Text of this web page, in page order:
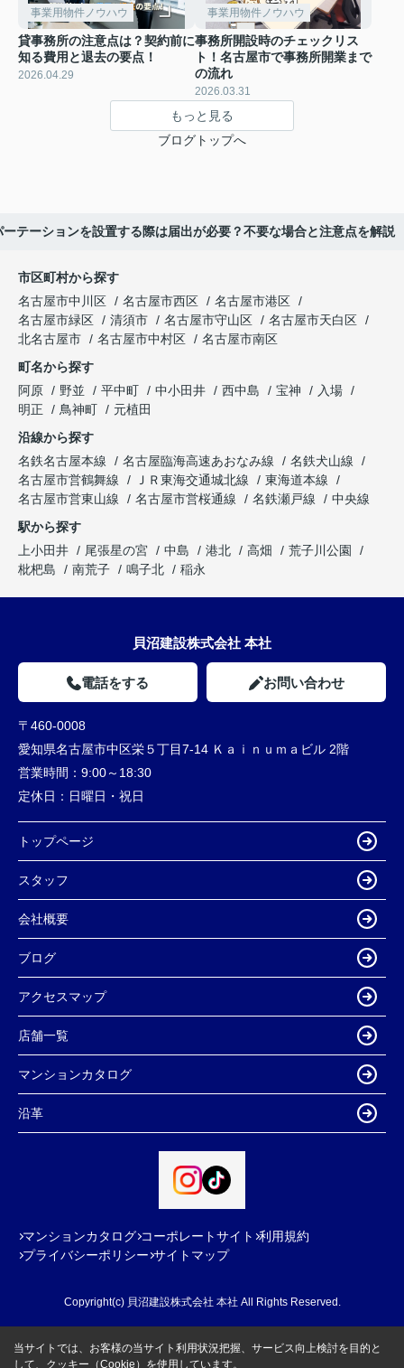
事業用物件ノウハウ
貸事務所の注意点は？契約前に
知る費用と退去の要点！
2026.04.29
事業用物件ノウハウ
事務所開設時のチェックリス
ト！名古屋市で事務所開業まで
の流れ
2026.03.31
もっと見る
ブログトップへ
テーションを設置する際は届出が必要？不要な場合と注意点を解説
市区町村から探す
名古屋市中川区
名古屋市西区
名古屋市港区
名古屋市緑区
清須市 名古屋市守山区
名古屋市天白区
北名古屋市
名古屋市中村区
名古屋市南区
町名から探す
阿原
野並 平中町 中小田井 西中島 宝神
入場
明正
鳥神町
元植田
沿線から探す
名鉄名古屋本線
名古屋臨海高速あおなみ線
名鉄犬山線
名古屋市営鶴舞線
ＪＲ東海交通城北線
東海道本線
名古屋市営東山線
名古屋市営桜通線 名鉄瀬戸線
中央線
駅から探す
上小田井
尾張星の宮 中島 港北 高畑
荒子川公園
枇杷島
南荒子 鳴子北 稲永
貝沼建設株式会社 本社
電話をする お問い合わせ
〒460-0008
愛知県名古屋市中区栄５丁目7-14 Ｋａｉｎｕｍａビル 2階
営業時間： 9:00～18:30
定休日： 日曜日・祝日
トップページ
スタッフ
会社概要
ブログ
アクセスマップ
店舗一覧
マンションカタログ
沿革
マンションカタログ コーポレートサイト 利用規約
プライバシーポリシー サイトマップ
Copyright(c) 貝沼建設株式会社 本社 All Rights Reserved.
当サイトでは、お客様の当サイト利用状況把握、サービス向上検討を目的と
して、クッキー（Cookie）を使用しています。